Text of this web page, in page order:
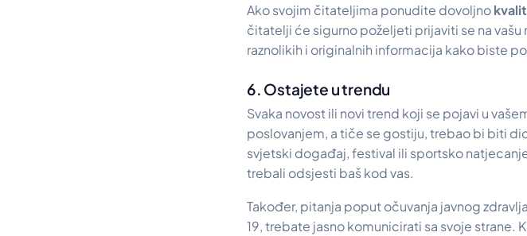
Ako svojim čitateljima ponudite dovoljno
čitatelji će sigurno poželjeti prijaviti se na
raznolikih i originalnih informacija kako biste
6. Ostajete u trendu
Svaka novost ili novi trend koji se pojavi u
poslovanjem, a tiče se gostiju, trebao bi biti
svjetski događaj, festival ili sportsko
trebali odsjesti baš kod vas.
Također, pitanja poput očuvanja javnog
19, trebate jasno komunicirati sa svoje